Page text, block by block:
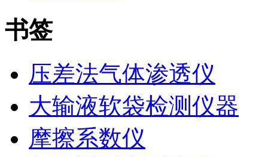
书签
压差法气体渗透仪
大输液软袋检测仪器
摩擦系数仪